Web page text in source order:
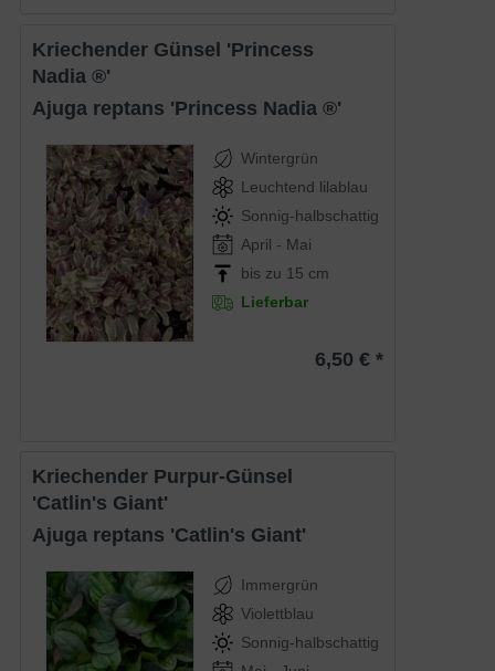
Kriechender Günsel 'Princess
Nadia ®'
Ajuga reptans 'Princess Nadia ®'
Wintergrün
Leuchtend lilablau
Sonnig-halbschattig
April - Mai
bis zu 15 cm
Lieferbar
6,50 € *
Kriechender Purpur-Günsel
'Catlin's Giant'
Ajuga reptans 'Catlin's Giant'
Immergrün
Violettblau
Sonnig-halbschattig